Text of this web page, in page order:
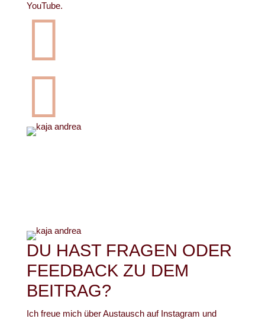
YouTube.


DU HAST FRAGEN ODER
FEEDBACK ZU DEM
BEITRAG?
Ich freue mich über Austausch auf Instagram und